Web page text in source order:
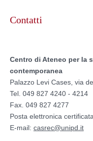
contentContatti
Centro di Ateneo per la
contemporanea
Palazzo Levi Cases, via
Tel. 049 827 4240 - 4214
Fax. 049 827 4277
Posta elettronica
E-mail: casrec@unipd.it